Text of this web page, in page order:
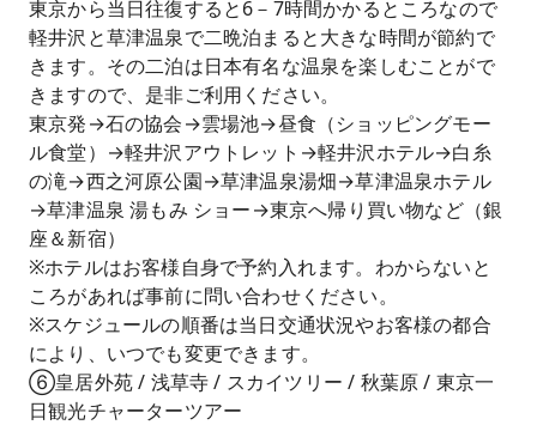
東京から当日往復すると6－7時間かかるところなので
軽井沢と草津温泉で二晩泊まると大きな時間が節約で
きます。その二泊は日本有名な温泉を楽しむことがで
きますので、是非ご利用ください。
東京発→石の協会→雲場池→昼食（ショッピングモー
ル食堂）→軽井沢アウトレット→軽井沢ホテル→白糸
の滝→西之河原公園→草津温泉湯畑→草津温泉ホテル
→草津温泉 湯もみ ショー→東京へ帰り買い物など（銀
座＆新宿）
※ホテルはお客様自身で予約入れます。わからないと
ころがあれば事前に問い合わせください。
※スケジュールの順番は当日交通状況やお客様の都合
により、いつでも変更できます。
⑥皇居外苑 / 浅草寺 / スカイツリー / 秋葉原 / 東京一
日観光チャーターツアー